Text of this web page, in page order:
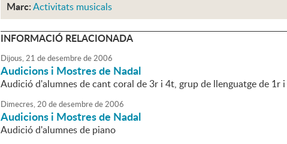
Marc:Activitats musicals
INFORMACIÓ RELACIONADA
Dijous,21 dedesembrede2006
Audicions i Mostres de Nadal
Audició d'alumnes de cant coral de 3r i 4t, grup de llenguatge de 1r
Dimecres,20 dedesembrede2006
Audicions i Mostres de Nadal
Audició d'alumnes de piano